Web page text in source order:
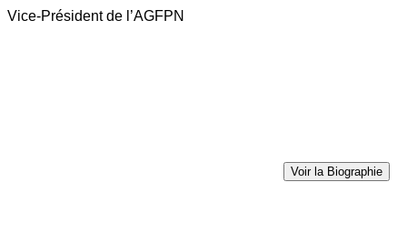
Vice-Président de l’AGFPN
Voir la Biographie